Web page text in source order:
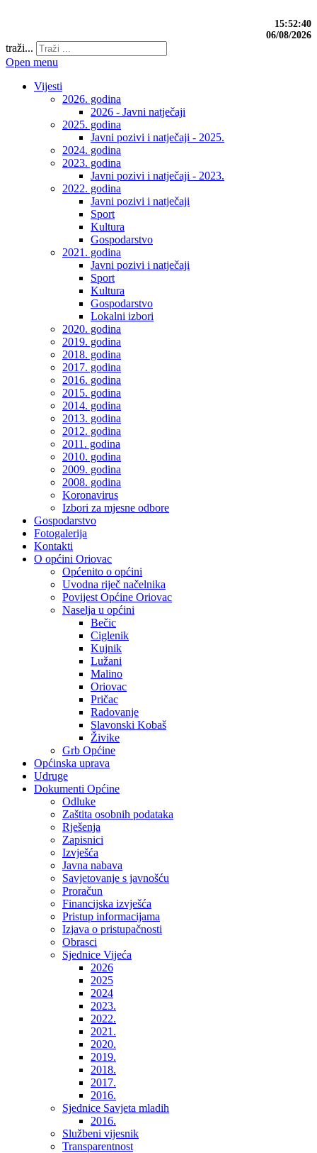
15:52:40
06/08/2026
traži...
Open menu
Vijesti
2026. godina
2026 - Javni natječaji
2025. godina
Javni pozivi i natječaji - 2025.
2024. godina
2023. godina
Javni pozivi i natječaji - 2023.
2022. godina
Javni pozivi i natječaji
Sport
Kultura
Gospodarstvo
2021. godina
Javni pozivi i natječaji
Sport
Kultura
Gospodarstvo
Lokalni izbori
2020. godina
2019. godina
2018. godina
2017. godina
2016. godina
2015. godina
2014. godina
2013. godina
2012. godina
2011. godina
2010. godina
2009. godina
2008. godina
Koronavirus
Izbori za mjesne odbore
Gospodarstvo
Fotogalerija
Kontakti
O općini Oriovac
Općenito o općini
Uvodna riječ načelnika
Povijest Općine Oriovac
Naselja u općini
Bečic
Ciglenik
Kujnik
Lužani
Malino
Oriovac
Pričac
Radovanje
Slavonski Kobaš
Živike
Grb Općine
Općinska uprava
Udruge
Dokumenti Općine
Odluke
Zaštita osobnih podataka
Rješenja
Zapisnici
Izvješća
Javna nabava
Savjetovanje s javnošću
Proračun
Financijska izvješća
Pristup informacijama
Izjava o pristupačnosti
Obrasci
Sjednice Vijeća
2026
2025
2024
2023.
2022.
2021.
2020.
2019.
2018.
2017.
2016.
Sjednice Savjeta mladih
2016.
Službeni vijesnik
Transparentnost